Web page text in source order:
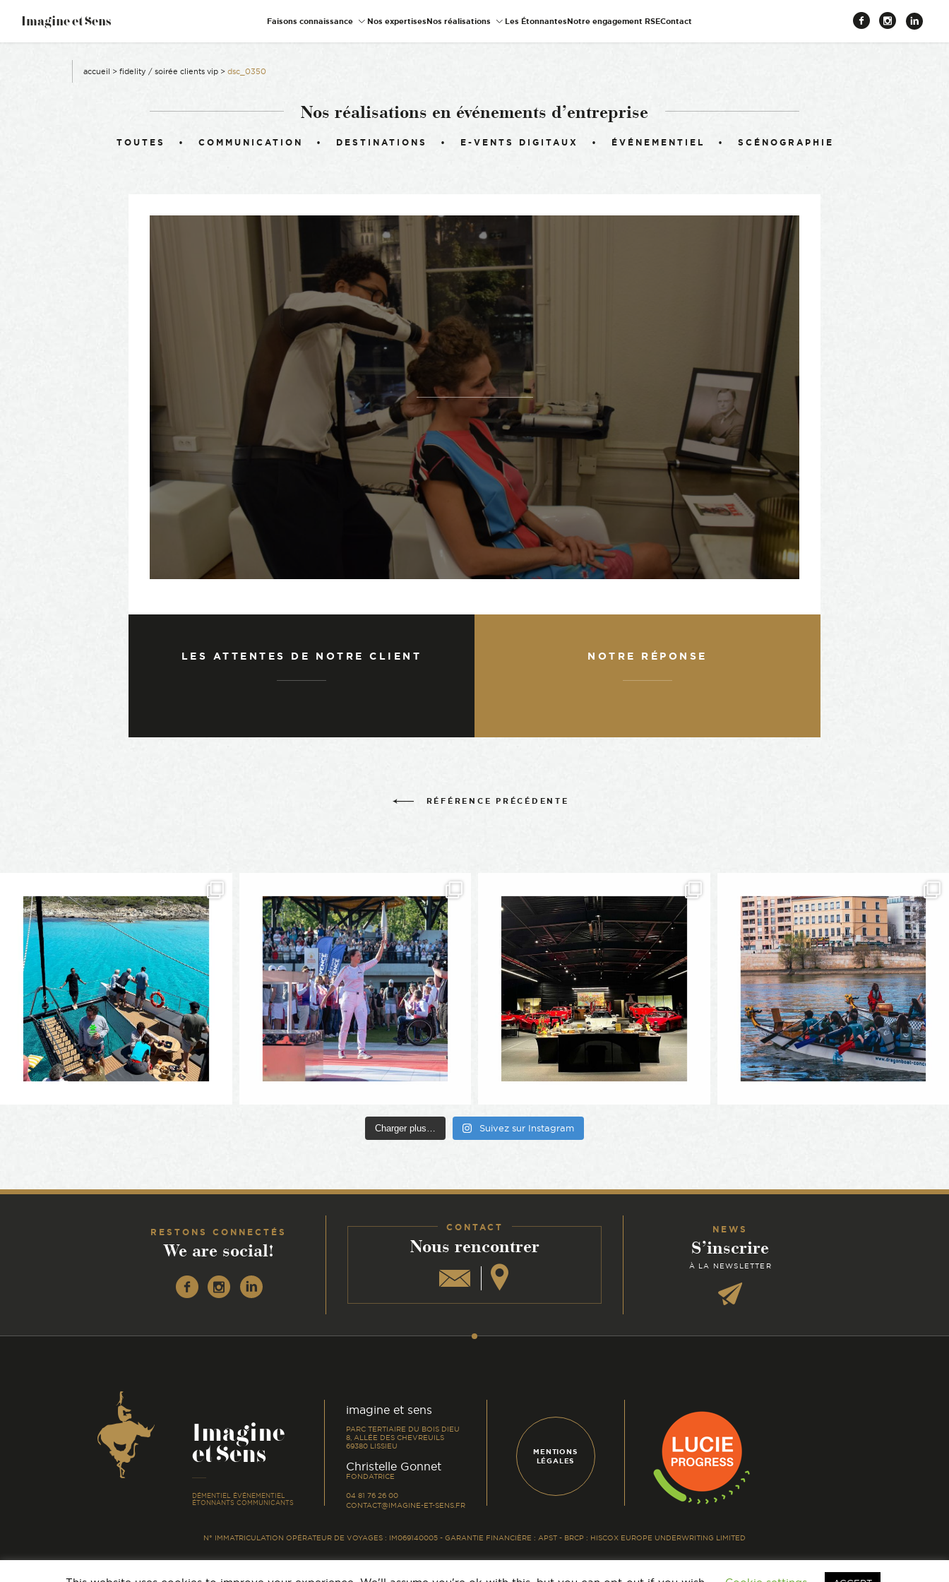
Imagine et Sens–
Événementiel
Communicants
Faisons connaissance Nos expertisesNos réalisations Les ÉtonnantesNotre engagement RSEContact
accueil > fidelity / soirée clients vip > dsc_0350
Nos réalisations en événements d’entreprise
TOUTES COMMUNICATION DESTINATIONS E-VENTS DIGITAUX ÉVÉNEMENTIEL SCÉNOGRAPHIE
LES ATTENTES DE NOTRE CLIENT NOTRE RÉPONSE
RÉFÉRENCE PRÉCÉDENTE
Charger plus… Suivez sur Instagram
RESTONS CONNECTÉS
We are social!
Instagram
Linkedin
CONTACT
Nous rencontrer
NEWS
S’inscrire
À LA NEWSLETTER
Coordonnées
Imagine
et Sens
DÉMENTIEL ÉVÉNEMENTIEL
ÉTONNANTS COMMUNICANTS
imagine et sens
PARC TERTIAIRE DU BOIS DIEU
8, ALLÉE DES CHEVREUILS
69380 LISSIEU
Christelle Gonnet-
FONDATRICE
04 81 76 26 00
CONTACT@IMAGINE-ET-SENS.FR
MENTIONS
LÉGALES
N° IMMATRICULATION OPÉRATEUR DE VOYAGES : IM069140005 - GARANTIE FINANCIÈRE : APST - BRCP : HISCOX EUROPE UNDERWRITING LIMITED